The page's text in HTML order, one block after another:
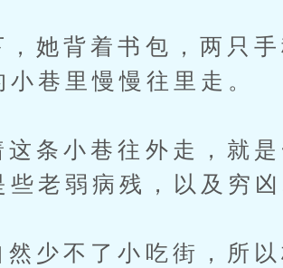
背着书包，两只手
巷里慢慢往里走。
小巷往外走，就是
老弱病残，以及穷凶
不了小吃街，所以